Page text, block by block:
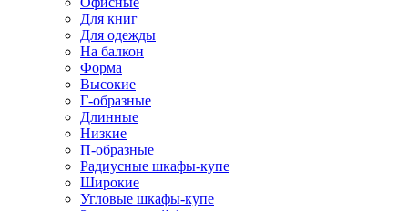
Для книг
Для одежды
На балкон
Форма
Высокие
Г-образные
Длинные
Низкие
П-образные
Радиусные шкафы-купе
Широкие
Угловые шкафы-купе